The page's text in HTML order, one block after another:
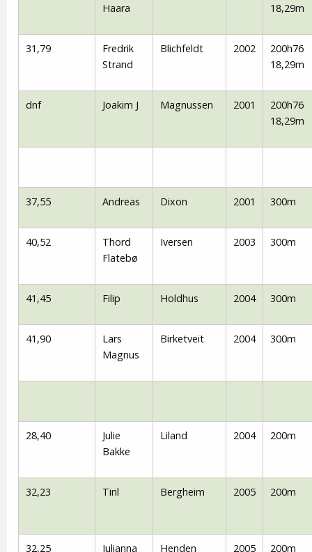
Haara
18,29m
31,79
Fredrik
Strand
Blichfeldt 2002
200h76
18,29m
dnf Joakim J Magnussen 2001
200h76
18,29m
37,55 Andreas Dixon 2001 300m
40,52
Thord
Flatebø
Iversen 2003 300m
41,45 Filip Holdhus 2004 300m
41,90
Lars
Magnus
Birketveit 2004 300m
28,40
Julie
Bakke
Liland 2004 200m
32,23 Tiril Bergheim 2005 200m
32,25 Julianna Henden 2005 200m